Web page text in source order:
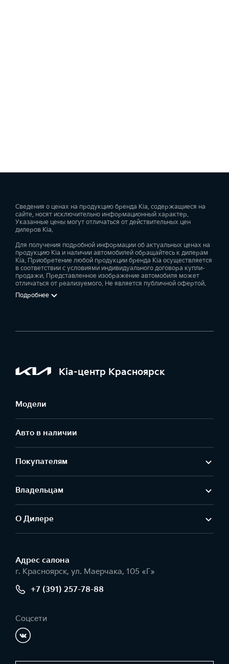
Сведения о ценах на продукцию бренда Kia, содержащиеся на
сайте, носят исключительно информационный характер.
Указанные цены могут отличаться от действительных цен
дилеров Kia.
Для получения подробной информации об актуальных ценах на
продукцию Kia и наличии автомобилей обращайтесь к дилерам
Kia. Приобретение любой продукции бренда Kia осуществляется
в соответствии с условиями индивидуального договора купли-
продажи. Представленное изображение автомобиля может
отличаться от реализуемого. Не является публичной офертой.
Подробнее
Kia-центр Красноярск
Модели
Авто в наличии
Покупателям
Владельцам
О Дилере
Адрес салонa
г. Красноярск, ул. Маерчака, 105 «Г»
+7 (391) 257-78-88
Соцсети